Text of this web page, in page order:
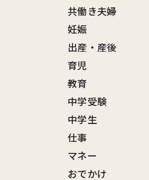
共働き夫婦
妊娠
出産・産後
育児
教育
中学受験
中学生
仕事
マネー
おでかけ